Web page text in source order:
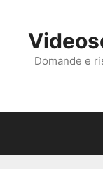
contenuto
Domande e